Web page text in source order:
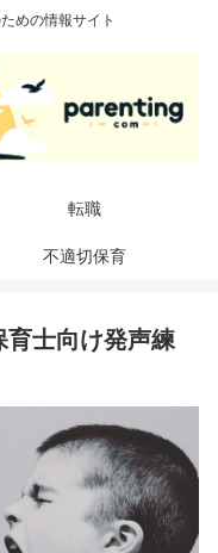
めの情報サイト
転職
不適切保育
士向け発声練